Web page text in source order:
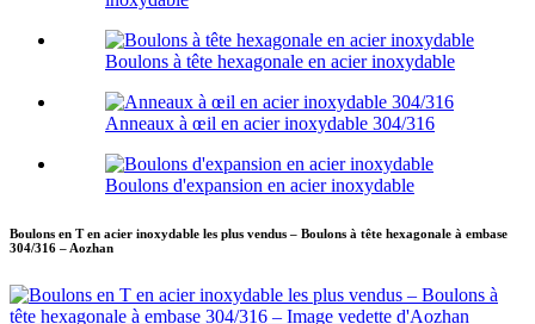
Boulons à tête hexagonale en acier inoxydable
Anneaux à œil en acier inoxydable 304/316
Boulons d'expansion en acier inoxydable
Boulons en T en acier inoxydable les plus vendus – Boulons à tête hexagonale à embase
304/316 – Aozhan